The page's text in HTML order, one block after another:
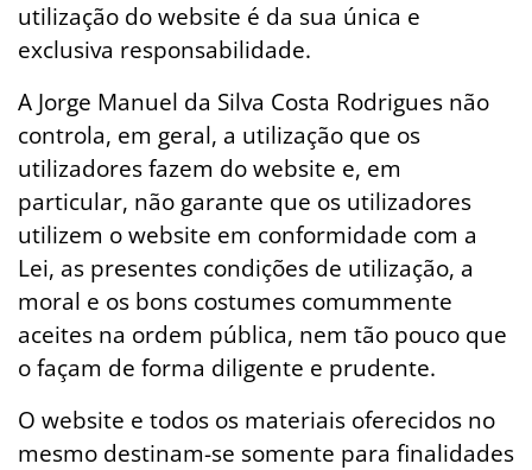
utilização do website é da sua única e
exclusiva responsabilidade.
A Jorge Manuel da Silva Costa Rodrigues não
controla, em geral, a utilização que os
utilizadores fazem do website e, em
particular, não garante que os utilizadores
utilizem o website em conformidade com a
Lei, as presentes condições de utilização, a
moral e os bons costumes comummente
aceites na ordem pública, nem tão pouco que
o façam de forma diligente e prudente.
O website e todos os materiais oferecidos no
mesmo destinam-se somente para finalidades